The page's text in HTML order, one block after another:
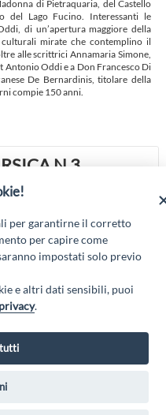
di Pietraquaria, del Castello
del Lago Fucino. Interessanti le
di un’apertura maggiore della
mirate che contemplino il
alle scrittrici Annamaria Simone,
Antonio Oddi e a Don Francesco Di
De Bernardinis, titolare della
compie 150 anni.
N 3
ED ESSERE
- mis. 19 PSL La Terra dei
Tipologia di intervento 19.2.1
per garantirne il corretto
per capire come
impostati solo previo
e altri dati sensibili, puoi
.